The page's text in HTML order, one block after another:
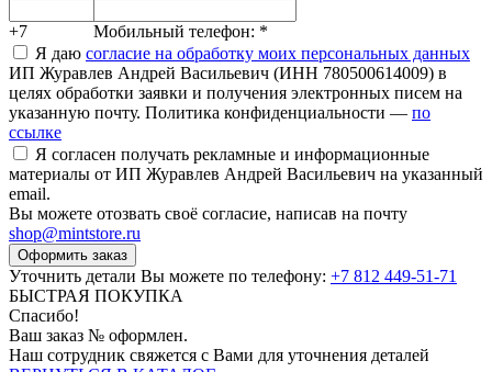
+7 Мобильный телефон: *
Я даю согласие на обработку моих персональных данных
ИП Журавлев Андрей Васильевич (ИНН 780500614009) в
целях обработки заявки и получения электронных писем на
указанную почту. Политика конфиденциальности — по
ссылке
Я согласен получать рекламные и информационные
материалы от ИП Журавлев Андрей Васильевич на указанный
email.
Вы можете отозвать своё согласие, написав на почту
shop@mintstore.ru
Оформить заказ
Уточнить детали Вы можете по телефону: +7 812 449-51-71
БЫСТРАЯ ПОКУПКА
Спасибо!
Ваш заказ № оформлен.
Наш сотрудник свяжется с Вами для уточнения деталей